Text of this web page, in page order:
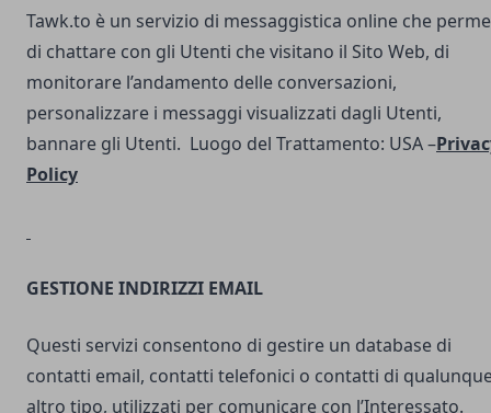
Tawk.to è un servizio di messaggistica online che
di chattare con gli Utenti che visitano il Sito Web, di
monitorare l’andamento delle conversazioni,
personalizzare i messaggi visualizzati dagli Utenti,
bannare gli Utenti. Luogo del Trattamento: USA –
Policy
GESTIONE INDIRIZZI EMAIL
Questi servizi consentono di gestire un database di
contatti email, contatti telefonici o contatti di
altro tipo, utilizzati per comunicare con l’Interessato.